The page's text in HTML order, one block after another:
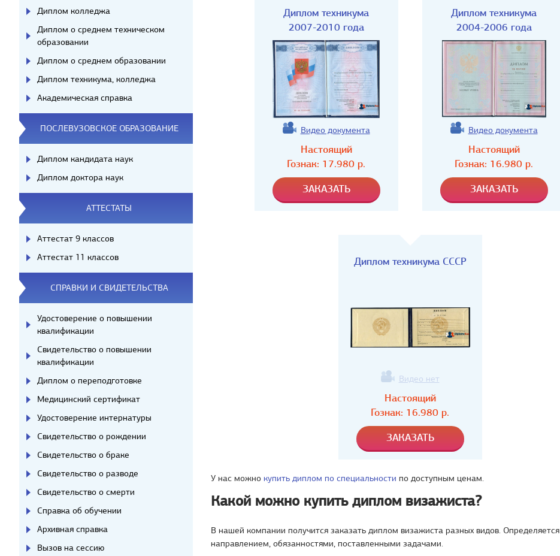
Диплом техникума
2007-2010 года
Видео документа
Настоящий
Гознак: 17.980 р.
Диплом техникума
2004-2006 года
Видео документа
Настоящий
Гознак: 16.980 р.
Диплом техникума СССР
Видео нет
Настоящий
Гознак: 16.980 р.
У нас можно купить диплом по специальности по доступным ценам.
Какой можно купить диплом визажиста?
В нашей компании получится заказать диплом визажиста разных видов. Определяется
направлением, обязанностями, поставленными задачами.
Диплом колледжа
Диплом о среднем техническом
образовании
Диплом о среднем образовании
Диплом техникума, колледжа
Академическая справка
ПОСЛЕВУЗОВСКОЕ ОБРАЗОВАНИЕ
Диплом кандидата наук
Диплом доктора наук
АТТЕСТАТЫ
Аттестат 9 классов
Аттестат 11 классов
СПРАВКИ И СВИДЕТЕЛЬСТВА
Удостоверение о повышении
квалификации
Свидетельство о повышении
квалификации
Диплом о переподготовке
Медицинский сертификат
Удостоверение интернатуры
Свидетельство о рождении
Свидетельство о браке
Свидетельство о разводе
Свидетельство о смерти
Справка об обучении
Архивная справка
Вызов на сессию